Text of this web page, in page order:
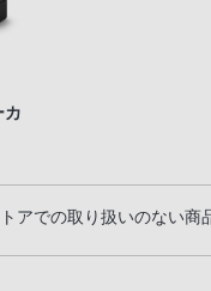
カ
アでの取り扱いのない商